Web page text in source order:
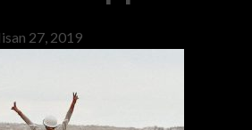
27, 2019